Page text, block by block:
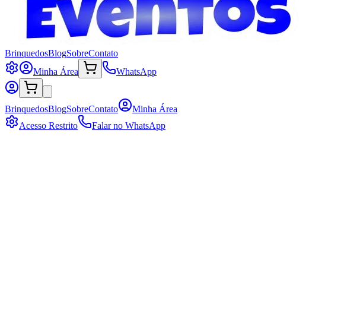
BrinquedosBlogSobreContato
Minha Área
WhatsApp
BrinquedosBlogSobreContato
Minha Área
Acesso Restrito
Falar no WhatsApp